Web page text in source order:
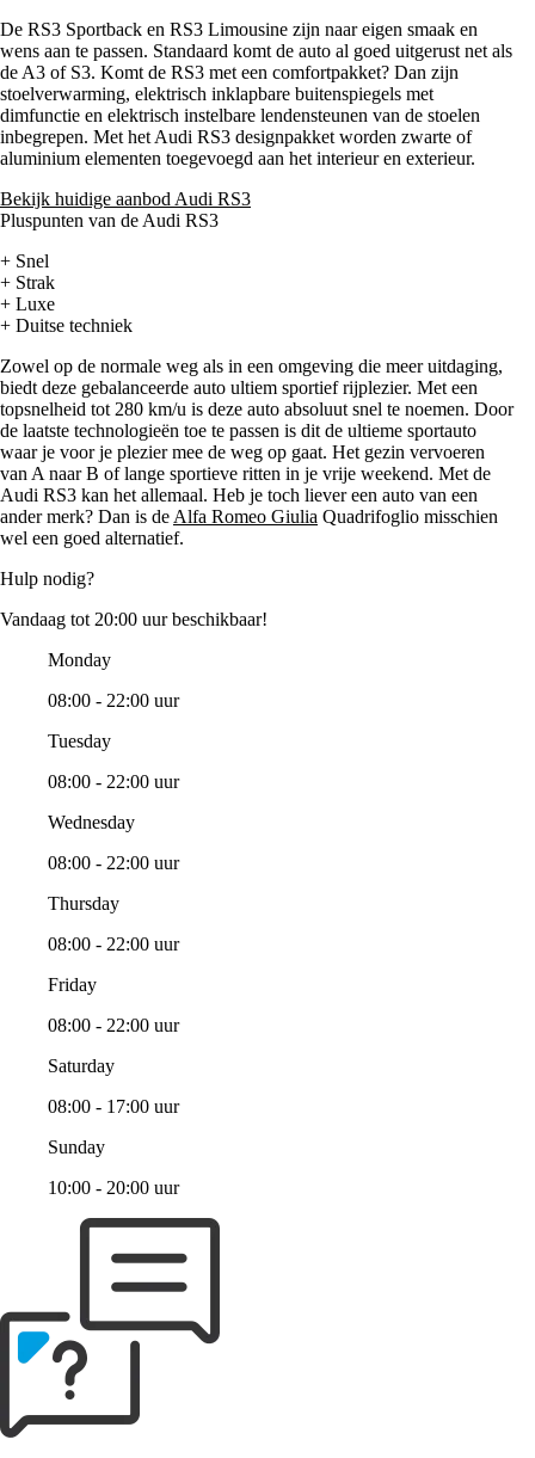
De RS3 Sportback en RS3 Limousine zijn naar eigen smaak en
wens aan te passen. Standaard komt de auto al goed uitgerust net als
de A3 of S3. Komt de RS3 met een comfortpakket? Dan zijn
stoelverwarming, elektrisch inklapbare buitenspiegels met
dimfunctie en elektrisch instelbare lendensteunen van de stoelen
inbegrepen. Met het Audi RS3 designpakket worden zwarte of
aluminium elementen toegevoegd aan het interieur en exterieur.
Bekijk huidige aanbod Audi RS3
Pluspunten van de Audi RS3
+ Snel
+ Strak
+ Luxe
+ Duitse techniek
Zowel op de normale weg als in een omgeving die meer uitdaging,
biedt deze gebalanceerde auto ultiem sportief rijplezier. Met een
topsnelheid tot 280 km/u is deze auto absoluut snel te noemen. Door
de laatste technologieën toe te passen is dit de ultieme sportauto
waar je voor je plezier mee de weg op gaat. Het gezin vervoeren
van A naar B of lange sportieve ritten in je vrije weekend. Met de
Audi RS3 kan het allemaal. Heb je toch liever een auto van een
ander merk? Dan is de Alfa Romeo Giulia Quadrifoglio misschien
wel een goed alternatief.
Hulp nodig?
Vandaag tot 20:00 uur beschikbaar!
Monday
08:00 - 22:00 uur
Tuesday
08:00 - 22:00 uur
Wednesday
08:00 - 22:00 uur
Thursday
08:00 - 22:00 uur
Friday
08:00 - 22:00 uur
Saturday
08:00 - 17:00 uur
Sunday
10:00 - 20:00 uur